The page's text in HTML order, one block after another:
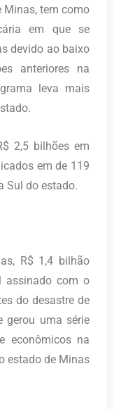
Minas, tem como
em que se
devido ao baixo
anteriores na
leva mais
2,5 bilhões em
em de 119
Sul do estado.
R$ 1,4 bilhão
assinado com o
do desastre de
gerou uma série
econômicos na
estado de Minas